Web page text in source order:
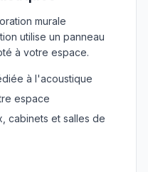
murale
utilise un panneau
à votre espace.
à l'acoustique
espace
cabinets et salles de